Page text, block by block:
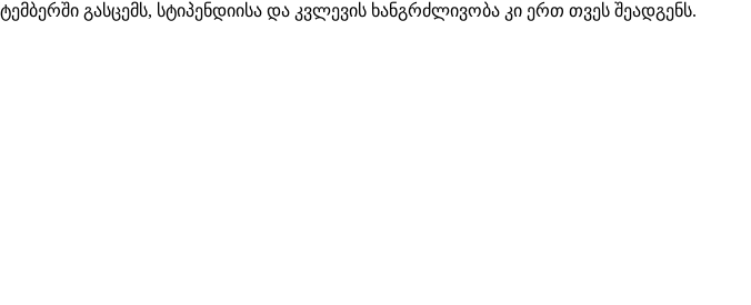
გასცემს, სტიპენდიისა და კვლევის ხანგრძლივობა კი ერთ თვეს შეადგენს.